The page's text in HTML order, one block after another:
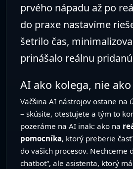
prvého nápadu až po
do praxe nastavíme
šetrilo čas,
prinášalo reálnu
AI ako kolega, nie
Väčšina AI nástrojov ostane na
– skúsite, otestujete a tým to
pozeráme na AI inak: ako na
pomocníka, ktorý preberie
do vašich procesov. Nechceme
chatbot“, ale asistenta, ktorý